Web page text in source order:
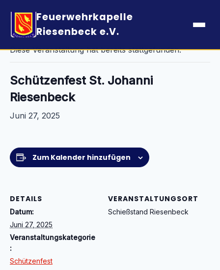
Feuerwehrkapelle
Riesenbeck e.V.
« Alle Veranstaltungen
Diese Veranstaltung hat bereits stattgefunden.
Schützenfest St. Johanni
Riesenbeck
Juni 27, 2025
Zum Kalender hinzufügen
DETAILS
Datum:
Juni 27, 2025
Veranstaltungskategorie
:
Schützenfest
VERANSTALTUNGSORT
Schießstand Riesenbeck